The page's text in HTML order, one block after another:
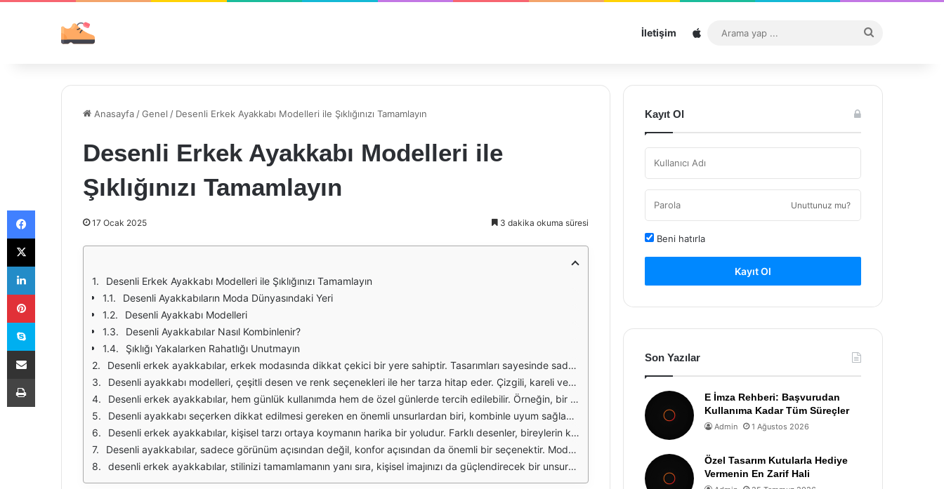
İletişim Sitemap
...
Anasayfa /Genel / Desenli Erkek Ayakkabı Modelleri ile Şıklığınızı Tamamlayın
Desenli Erkek Ayakkabı Modelleri ile
Şıklığınızı Tamamlayın
17 Ocak 2025 3 dakika okuma süresi
Desenli Erkek Ayakkabı Modelleri ile Şıklığınızı Tamamlayın
Desenli Ayakkabıların Moda Dünyasındaki Yeri
Desenli Ayakkabı Modelleri
Desenli Ayakkabılar Nasıl Kombinlenir?
Şıklığı Yakalarken Rahatlığı Unutmayın
Desenli erkek ayakkabılar, erkek modasında dikkat çekici bir yere sahiptir. Tasarımları sayesinde sadece bir ayakkabı olmanın ötesine geçerler ve kullanıcısının stilini tamamlarlar. Özellikle yaz aylarında, desenli ayakkabılar, hem şıklığı hem de konforu bir arada sunarak, farklı kombinlerle uyum sağlar. Desenli ayakkabılar, özellikle spor şıklığı yakalamak isteyen erkekler için ideal bir seçimdir.
Desenli ayakkabı modelleri, çeşitli desen ve renk seçenekleri ile her tarza hitap eder. Çizgili, kareli veya geometrik desenler, kullanıcıların kişisel zevklerine göre tercih edebileceği alternatifler sunar. Bu çeşitlilik, her türlü etkinlikte şık görünmek isteyen erkekler için önemli bir avantajdır. Ayrıca, desenlerin büyüklüğü ve rengi, ayakkabının genel görünümünde belirleyici bir rol oynar.
Desenli erkek ayakkabılar, hem günlük kullanımda hem de özel günlerde tercih edilebilir. Örneğin, bir yaz partisine ya da açık hava etkinliğine katılırken, desenli bir ayakkabı şıklığı artırır. Aynı zamanda, iş ortamında da daha rahat bir görünüm yaratmak isteyenler için uygun bir seçenek olabilir. Desenli ayakkabılar, klasik bir takım elbisenin ya da şort ve tişört kombinlerinin altına rahatlıkla giyilebilir.
Desenli ayakkabı seçerken dikkat edilmesi gereken en önemli unsurlardan biri, kombinle uyum sağlamaktır. Renk uyumu, desenin büyüklüğü ve tarzı gibi faktörler, ayakkabının genel görünümünü etkiler. Bu nedenle, desenli ayakkabıların hangi kıyafetlerle kombinleneceği önceden düşünülmelidir. Özellikle sade ve düz renkli kıyafetlerle yapılan kombinasyonlar, desenli ayakkabının daha fazla ön plana çıkmasını sağlar.
Desenli erkek ayakkabılar, kişisel tarzı ortaya koymanın harika bir yoludur. Farklı desenler, bireylerin kendilerini ifade etmelerine yardımcı olur. Özellikle moda dünyasında kendine özgü bir stil yaratmak isteyen erkekler için, desenli ayakkabıların önemi büyüktür. Bu ayakkabılar, şıklığın yanı sıra, özgün bir duruş sergilemek isteyenler için de idealdir.
Desenli ayakkabılar, sadece görünüm açısından değil, konfor açısından da önemli bir seçenektir. Modern üretim teknikleri ve kaliteli malzemeler, desenli ayakkabıların rahatlıkla kullanılmasını sağlar. Yürüyüş esnasında ayakları yormadan, şıklığı ve konforu bir arada sunan bu modeller, uzun süreli kullanımlar için de uygundur.
desenli erkek ayakkabılar, stilinizi tamamlamanın yanı sıra, kişisel imajınızı da güçlendirecek bir unsurdur. Moda dünyasında yerini sağlamlaştıran bu ayakkabılar, her erkeğin dolabında bulunması gereken bir parçadır. Doğru kombinlerle birleştiğinde, desenli ayakkabılar, şıklığınızı ve özgüveninizi artıracak en etkili aksesuarlar arasında yer alır.
Kayıt Ol
Unuttunuz mu?
Beni hatırla
Kayıt Ol
Son Yazılar
E İmza Rehberi: Başvurudan
Kullanıma Kadar Tüm Süreçler
Admin 1 Ağustos 2026
Özel Tasarım Kutularla Hediye
Vermenin En Zarif Hali
Facebook
X
LinkedIn
Pinterest
Skype
E-Posta ile paylaş